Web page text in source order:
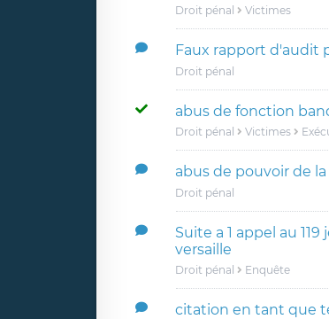
Droit pénal Victimes
Faux rapport d'audit
Droit pénal
abus de fonction
Droit pénal Victimes
abus de pouvoir de
Droit pénal
Suite a 1 appel au
versaille
Droit pénal Enquête
citation en tant que